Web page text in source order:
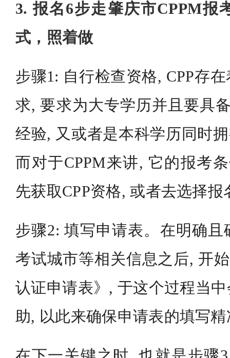
3. 报名6步走肇庆市CPPM报
式，照着做
步骤1: 自行检查资格, CPP存
求, 要求为大专学历并且要具
经验, 又或者是本科学历同时
而对于CPPM来讲, 它的报考
先获取CPP资格, 或者去选择报
步骤2: 填写申请表。在明确
考试城市等相关信息之后, 开
认证申请表》, 于这个过程当
助, 以此来确保申请表的填写